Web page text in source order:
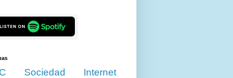
Sociedad
Internet